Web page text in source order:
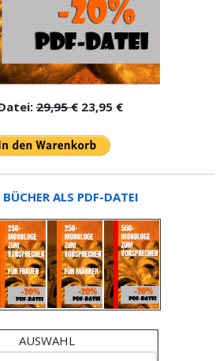
29,95 €23,95 €
BÜCHER ALS PDF-DATEI
AUSWAHL